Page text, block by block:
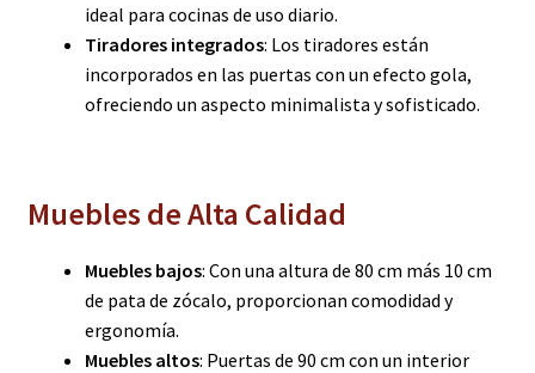
ideal para cocinas de uso diario.
Tiradores integrados: Los tiradores están
incorporados en las puertas con un efecto gola,
ofreciendo un aspecto minimalista y sofisticado.
Muebles de Alta Calidad
Muebles bajos: Con una altura de 80 cm más 10 cm
de pata de zócalo, proporcionan comodidad y
ergonomía.
Muebles altos: Puertas de 90 cm con un interior